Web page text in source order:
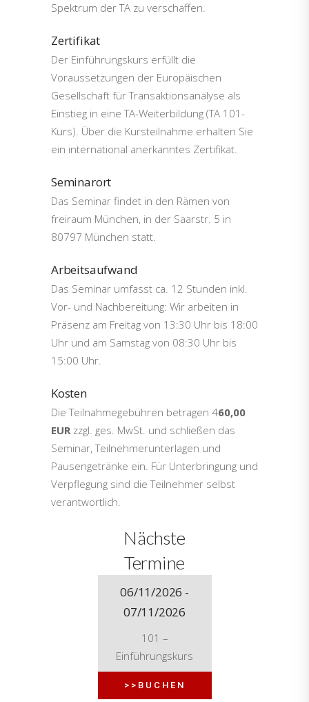
Spektrum der TA zu verschaffen.
Zertifikat
Der Einführungskurs erfüllt die
Voraussetzungen der Europäischen
Gesellschaft für Transaktionsanalyse als
Einstieg in eine TA-Weiterbildung (TA 101-
Kurs). Über die Kursteilnahme erhalten Sie
ein international anerkanntes Zertifikat.
Seminarort
Das Seminar findet in den Rämen von
freiraum München, in der Saarstr. 5 in
80797 München statt.
Arbeitsaufwand
Das Seminar umfasst ca. 12 Stunden inkl.
Vor- und Nachbereitung: Wir arbeiten in
Präsenz am Freitag von 13:30 Uhr bis 18:00
Uhr und am Samstag von 08:30 Uhr bis
15:00 Uhr.
Kosten
Die Teilnahmegebühren betragen 460,00
EUR zzgl. ges. MwSt. und schließen das
Seminar, Teilnehmerunterlagen und
Pausengetränke ein. Für Unterbringung und
Verpflegung sind die Teilnehmer selbst
verantwortlich.
Nächste
Termine
06/11/2026 -
07/11/2026
101 –
Einführungskurs
>>BUCHEN